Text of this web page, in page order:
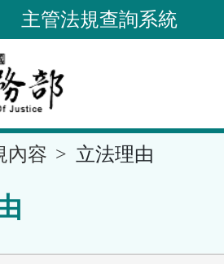
主管法規查詢系統
內容 立法理由